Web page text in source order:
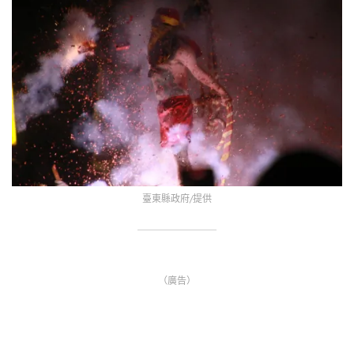
臺東縣政府/提供
（廣告）